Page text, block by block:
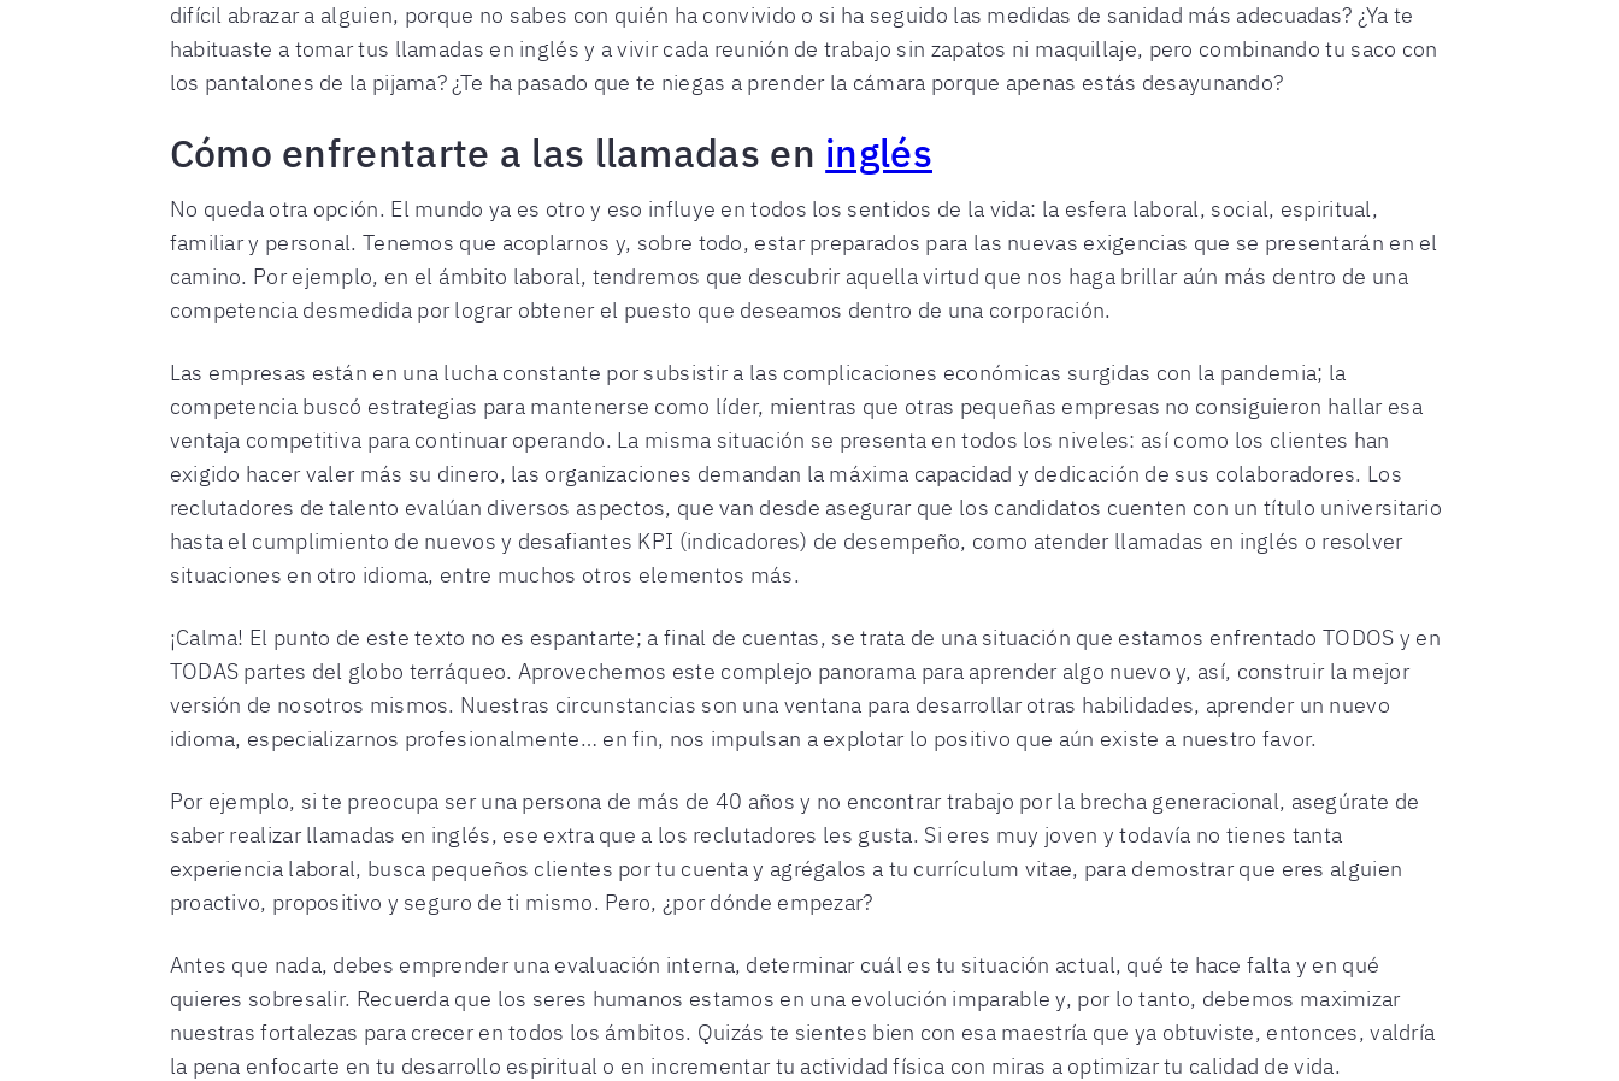
difícil abrazar a alguien, porque no sabes con quién ha convivido o si ha seguido las medidas de sanidad más adecuadas? ¿Ya te
habituaste a tomar tus llamadas en inglés y a vivir cada reunión de trabajo sin zapatos ni maquillaje, pero combinando tu saco con
los pantalones de la pijama? ¿Te ha pasado que te niegas a prender la cámara porque apenas estás desayunando?
Cómo enfrentarte a las llamadas en inglés
No queda otra opción. El mundo ya es otro y eso influye en todos los sentidos de la vida: la esfera laboral, social, espiritual,
familiar y personal. Tenemos que acoplarnos y, sobre todo, estar preparados para las nuevas exigencias que se presentarán en el
camino. Por ejemplo, en el ámbito laboral, tendremos que descubrir aquella virtud que nos haga brillar aún más dentro de una
competencia desmedida por lograr obtener el puesto que deseamos dentro de una corporación.
Las empresas están en una lucha constante por subsistir a las complicaciones económicas surgidas con la pandemia; la
competencia buscó estrategias para mantenerse como líder, mientras que otras pequeñas empresas no consiguieron hallar esa
ventaja competitiva para continuar operando. La misma situación se presenta en todos los niveles: así como los clientes han
exigido hacer valer más su dinero, las organizaciones demandan la máxima capacidad y dedicación de sus colaboradores. Los
reclutadores de talento evalúan diversos aspectos, que van desde asegurar que los candidatos cuenten con un título universitario
hasta el cumplimiento de nuevos y desafiantes KPI (indicadores) de desempeño, como atender llamadas en inglés o resolver
situaciones en otro idioma, entre muchos otros elementos más.
¡Calma! El punto de este texto no es espantarte; a final de cuentas, se trata de una situación que estamos enfrentado TODOS y en
TODAS partes del globo terráqueo. Aprovechemos este complejo panorama para aprender algo nuevo y, así, construir la mejor
versión de nosotros mismos. Nuestras circunstancias son una ventana para desarrollar otras habilidades, aprender un nuevo
idioma, especializarnos profesionalmente… en fin, nos impulsan a explotar lo positivo que aún existe a nuestro favor.
Por ejemplo, si te preocupa ser una persona de más de 40 años y no encontrar trabajo por la brecha generacional, asegúrate de
saber realizar llamadas en inglés, ese extra que a los reclutadores les gusta. Si eres muy joven y todavía no tienes tanta
experiencia laboral, busca pequeños clientes por tu cuenta y agrégalos a tu currículum vitae, para demostrar que eres alguien
proactivo, propositivo y seguro de ti mismo. Pero, ¿por dónde empezar?
Antes que nada, debes emprender una evaluación interna, determinar cuál es tu situación actual, qué te hace falta y en qué
quieres sobresalir. Recuerda que los seres humanos estamos en una evolución imparable y, por lo tanto, debemos maximizar
nuestras fortalezas para crecer en todos los ámbitos. Quizás te sientes bien con esa maestría que ya obtuviste, entonces, valdría
la pena enfocarte en tu desarrollo espiritual o en incrementar tu actividad física con miras a optimizar tu calidad de vida.